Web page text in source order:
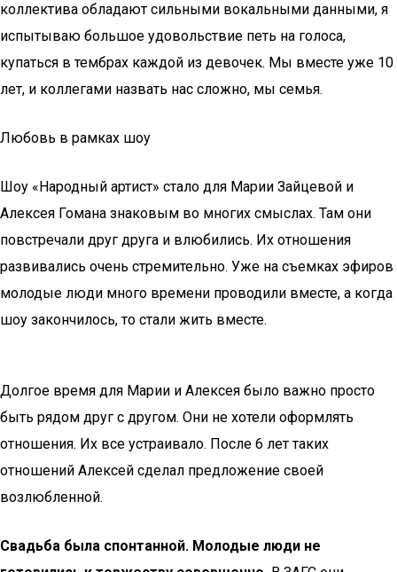
коллектива обладают сильными вокальными данными, я
испытываю большое удовольствие петь на голоса,
купаться в тембрах каждой из девочек. Мы вместе уже 10
лет, и коллегами назвать нас сложно, мы семья.
Любовь в рамках шоу
Шоу «Народный артист» стало для Марии Зайцевой и
Алексея Гомана знаковым во многих смыслах. Там они
повстречали друг друга и влюбились. Их отношения
развивались очень стремительно. Уже на съемках эфиров
молодые люди много времени проводили вместе, а когда
шоу закончилось, то стали жить вместе.
Долгое время для Марии и Алексея было важно просто
быть рядом друг с другом. Они не хотели оформлять
отношения. Их все устраивало. После 6 лет таких
отношений Алексей сделал предложение своей
возлюбленной.
Свадьба была спонтанной. Молодые люди не